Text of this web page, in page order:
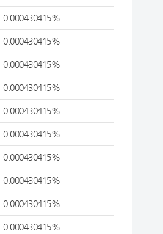
0.000430415%
0.000430415%
0.000430415%
0.000430415%
0.000430415%
0.000430415%
0.000430415%
0.000430415%
0.000430415%
0.000430415%